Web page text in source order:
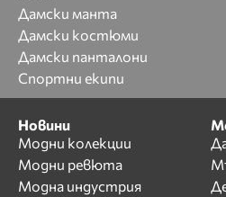
Дамски манта
Дамски костюми
Дамски панталони
Спортни екипи
Новини
Модни колекции
Модни ревюта
Модна индустрия